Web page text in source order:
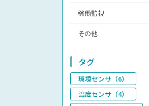
稼働監視
その他
タグ
環境センサ（6）
温度センサ（4）